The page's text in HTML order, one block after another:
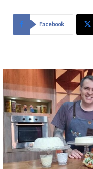
Facebook